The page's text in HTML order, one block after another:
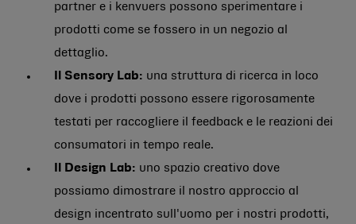
partner e i kenvuers possono sperimentare i
prodotti come se fossero in un negozio al
dettaglio.
Il Sensory Lab: una struttura di ricerca in loco
dove i prodotti possono essere rigorosamente
testati per raccogliere il feedback e le reazioni dei
consumatori in tempo reale.
Il Design Lab: uno spazio creativo dove
possiamo dimostrare il nostro approccio al
design incentrato sull'uomo per i nostri prodotti,